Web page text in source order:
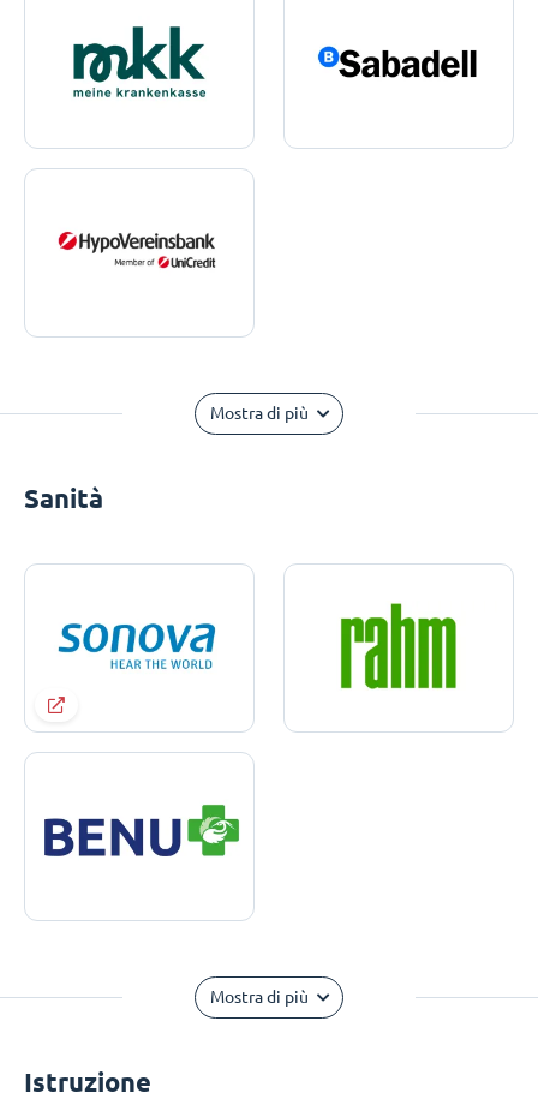
Mostra di più
Sanità
Mostra di più
Istruzione